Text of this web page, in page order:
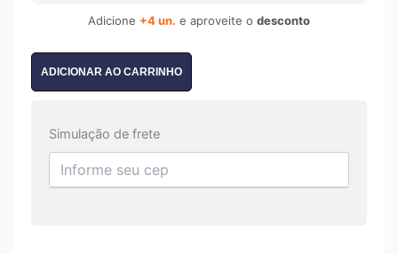
Adicione +4 un. e aproveite o desconto
ADICIONAR AO CARRINHO
Simulação de frete